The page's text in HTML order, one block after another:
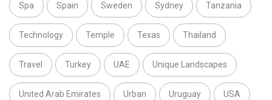
Spa Spain Sweden Sydney Tanzania
Technology Temple Texas Thailand
Travel Turkey UAE Unique Landscapes
United Arab Emirates Urban Uruguay USA